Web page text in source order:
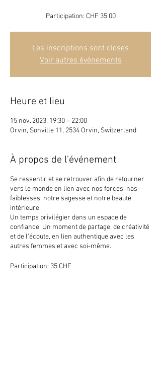
Participation: CHF 35.00
Les inscriptions sont closes
Voir autres événements
Heure et lieu
15 nov. 2023, 19:30 – 22:00
Orvin, Sonville 11, 2534 Orvin, Switzerland
À propos de l'événement
Se ressentir et se retrouver afin de retourner
vers le monde en lien avec nos forces, nos
faiblesses, notre sagesse et notre beauté
intérieure.
Un temps privilégier dans un espace de
confiance. Un moment de partage, de créativité
et de l'écoute, en lien authentique avec les
autres femmes et avec soi-même.
Participation: 35 CHF